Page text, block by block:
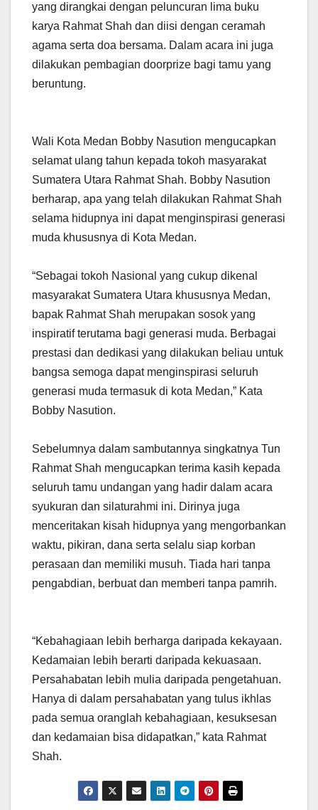
yang dirangkai dengan peluncuran lima buku
karya Rahmat Shah dan diisi dengan ceramah
agama serta doa bersama. Dalam acara ini juga
dilakukan pembagian doorprize bagi tamu yang
beruntung.
Wali Kota Medan Bobby Nasution mengucapkan
selamat ulang tahun kepada tokoh masyarakat
Sumatera Utara Rahmat Shah. Bobby Nasution
berharap, apa yang telah dilakukan Rahmat Shah
selama hidupnya ini dapat menginspirasi generasi
muda khususnya di Kota Medan.
“Sebagai tokoh Nasional yang cukup dikenal
masyarakat Sumatera Utara khususnya Medan,
bapak Rahmat Shah merupakan sosok yang
inspiratif terutama bagi generasi muda. Berbagai
prestasi dan dedikasi yang dilakukan beliau untuk
bangsa semoga dapat menginspirasi seluruh
generasi muda termasuk di kota Medan,” Kata
Bobby Nasution.
Sebelumnya dalam sambutannya singkatnya Tun
Rahmat Shah mengucapkan terima kasih kepada
seluruh tamu undangan yang hadir dalam acara
syukuran dan silaturahmi ini. Dirinya juga
menceritakan kisah hidupnya yang mengorbankan
waktu, pikiran, dana serta selalu siap korban
perasaan dan memiliki musuh. Tiada hari tanpa
pengabdian, berbuat dan memberi tanpa pamrih.
“Kebahagiaan lebih berharga daripada kekayaan.
Kedamaian lebih berarti daripada kekuasaan.
Persahabatan lebih mulia daripada pengetahuan.
Hanya di dalam persahabatan yang tulus ikhlas
pada semua oranglah kebahagiaan, kesuksesan
dan kedamaian bisa didapatkan,” kata Rahmat
Shah.